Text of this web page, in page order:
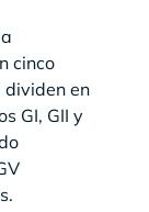
cinco
dividen en
GI, GII y